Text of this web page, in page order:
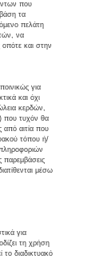
που
τα
πελάτη
να
οπότε και στην
για
και όχι
κερδών,
που τυχόν θα
από αιτία που
τόπου ή/
παρεμβάσεις
μέσω
για
τη χρήση
διαδικτυακό